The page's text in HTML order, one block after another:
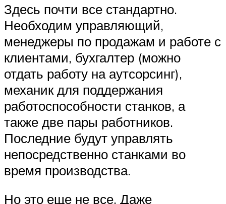
Здесь почти все стандартно.
Необходим управляющий,
менеджеры по продажам и работе с
клиентами, бухгалтер (можно
отдать работу на аутсорсинг),
механик для поддержания
работоспособности станков, а
также две пары работников.
Последние будут управлять
непосредственно станками во
время производства.
Но это еще не все. Даже